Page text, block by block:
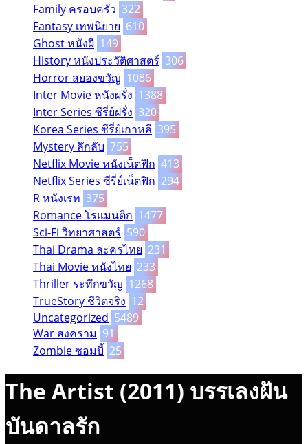
Family ครอบครัว 322
Fantasy เทพนิยาย 610
Ghost หนังผี 149
History หนังประวัติศาสตร์ 306
Horror สยองขวัญ 1086
Inter Movie หนังผรั่ง 1388
Inter Series ซีรี่ย์ฝรั่ง 320
Korea Series ซีรี่ย์เกาหลี 395
Mystery ลึกลับ 755
Netflix Movie หนังเน็ตฟิก 413
Netflix Series ซีรี่ย์เน็ตฟิก 294
R หนังเรท 375
Romance โรแมนติก 1477
Sci-Fi วิทยาศาสตร์ 590
Thai Drama ละครไทย 231
Thai Movie หนังไทย 233
Thriller ระทึกขวัญ 1268
TrueStory ชีวิตจริง 12
Uncategorized 5489
War สงคราม 91
Zombie ซอมบี้ 25
The Artist (2011) บรรเลงฝัน
บันดาลรัก